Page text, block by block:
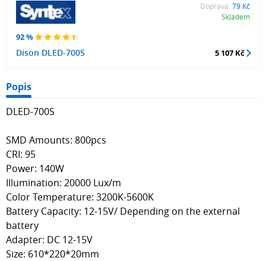
92 %
Dison DLED-700S
Doprava: 79 Kč
Skladem
5 107 Kč
Popis
DLED-700S
SMD Amounts: 800pcs
CRI: 95
Power: 140W
Illumination: 20000 Lux/m
Color Temperature: 3200K-5600K
Battery Capacity: 12-15V/ Depending on the external
battery
Adapter: DC 12-15V
Size: 610*220*20mm